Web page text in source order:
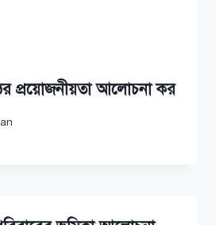
প্রয়োজনীয়তা আলোচনা কর